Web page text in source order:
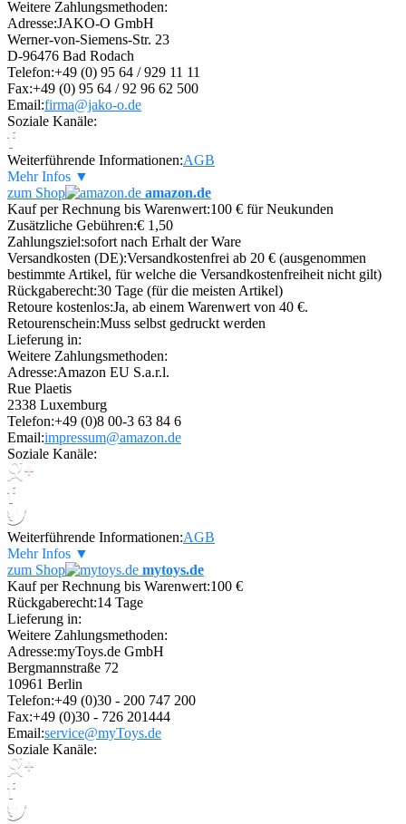
Weitere Zahlungsmethoden:
Adresse:JAKO-O GmbH
Werner-von-Siemens-Str. 23
D-96476 Bad Rodach
Telefon:+49 (0) 95 64 / 929 11 11
Fax:+49 (0) 95 64 / 92 96 62 500
Email:firma@jako-o.de
Soziale Kanäle:
Weiterführende Informationen:AGB
Mehr Infos ▼
zum Shop
amazon.de
Kauf per Rechnung bis Warenwert:100 € für Neukunden
Zusätzliche Gebühren:€ 1,50
Zahlungsziel:sofort nach Erhalt der Ware
Versandkosten (DE):Versandkostenfrei ab 20 € (ausgenommen
bestimmte Artikel, für welche die Versandkostenfreiheit nicht gilt)
Rückgaberecht:30 Tage (für die meisten Artikel)
Retoure kostenlos:Ja, ab einem Warenwert von 40 €.
Retourenschein:Muss selbst gedruckt werden
Lieferung in:
Weitere Zahlungsmethoden:
Adresse:Amazon EU S.a.r.l.
Rue Plaetis
2338 Luxemburg
Telefon:+49 (0)8 00-3 63 84 6
Email:impressum@amazon.de
Soziale Kanäle:
Weiterführende Informationen:AGB
Mehr Infos ▼
zum Shop
mytoys.de
Kauf per Rechnung bis Warenwert:100 €
Rückgaberecht:14 Tage
Lieferung in:
Weitere Zahlungsmethoden:
Adresse:myToys.de GmbH
Bergmannstraße 72
10961 Berlin
Telefon:+49 (0)30 - 200 747 200
Fax:+49 (0)30 - 726 201444
Email:service@myToys.de
Soziale Kanäle: